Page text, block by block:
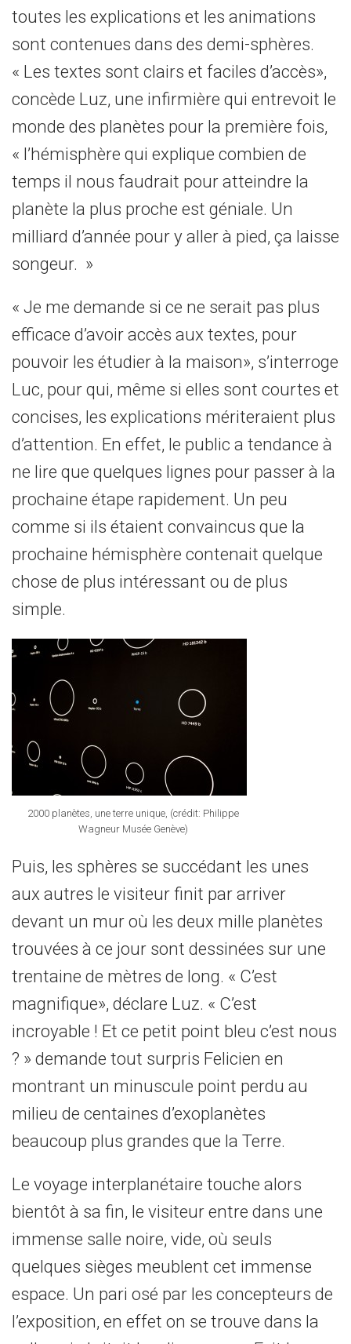
toutes les explications et les animations
sont contenues dans des demi-sphères.
« Les textes sont clairs et faciles d’accès»,
concède Luz, une infirmière qui entrevoit le
monde des planètes pour la première fois,
« l’hémisphère qui explique combien de
temps il nous faudrait pour atteindre la
planète la plus proche est géniale. Un
milliard d’année pour y aller à pied, ça laisse
songeur. »
« Je me demande si ce ne serait pas plus
efficace d’avoir accès aux textes, pour
pouvoir les étudier à la maison», s’interroge
Luc, pour qui, même si elles sont courtes et
concises, les explications mériteraient plus
d’attention. En effet, le public a tendance à
ne lire que quelques lignes pour passer à la
prochaine étape rapidement. Un peu
comme si ils étaient convaincus que la
prochaine hémisphère contenait quelque
chose de plus intéressant ou de plus
simple.
2000 planètes, une terre unique, (crédit: Philippe
Wagneur Musée Genève)
Puis, les sphères se succédant les unes
aux autres le visiteur finit par arriver
devant un mur où les deux mille planètes
trouvées à ce jour sont dessinées sur une
trentaine de mètres de long. « C’est
magnifique», déclare Luz. « C’est
incroyable ! Et ce petit point bleu c’est nous
? » demande tout surpris Felicien en
montrant un minuscule point perdu au
milieu de centaines d’exoplanètes
beaucoup plus grandes que la Terre.
Le voyage interplanétaire touche alors
bientôt à sa fin, le visiteur entre dans une
immense salle noire, vide, où seuls
quelques sièges meublent cet immense
espace. Un pari osé par les concepteurs de
l’exposition, en effet on se trouve dans la